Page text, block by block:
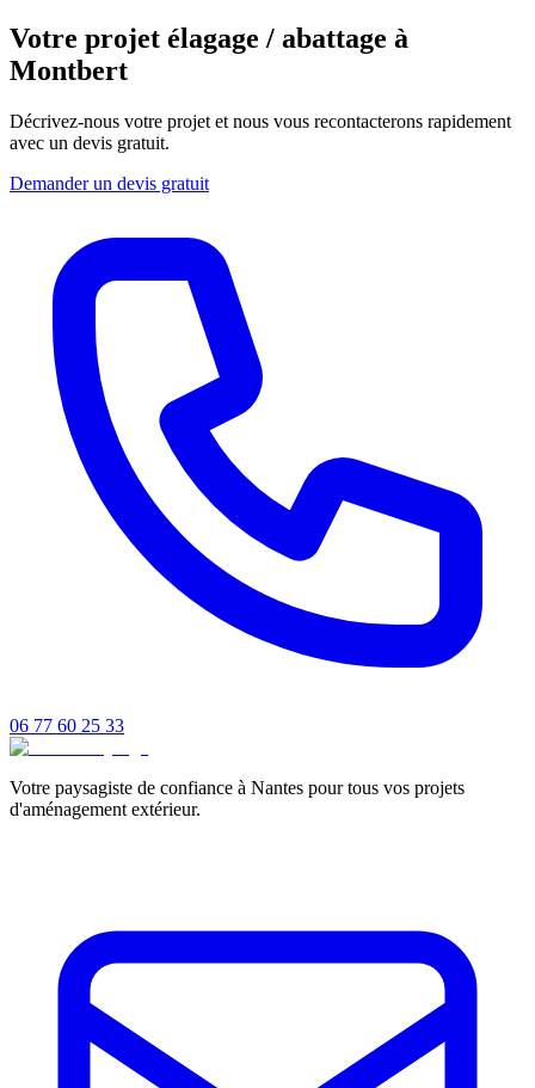
Votre projet élagage / abattage à
Montbert
Décrivez-nous votre projet et nous vous recontacterons rapidement
avec un devis gratuit.
Demander un devis gratuit
06 77 60 25 33
Votre paysagiste de confiance à Nantes pour tous vos projets
d'aménagement extérieur.